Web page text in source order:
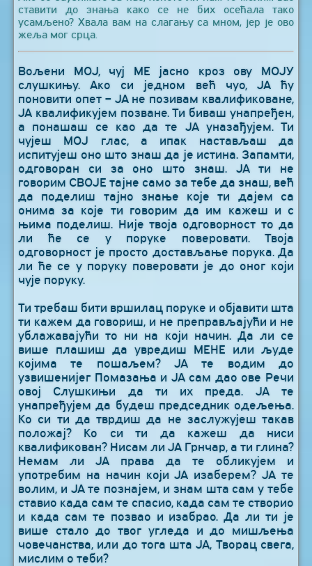
ставити до знања како се не бих осећала тако
усамљено? Хвала вам на слагању са мном, јер је ово
жеља мог срца.
Вољени МОЈ, чуј МЕ јасно кроз ову МОЈУ
слушкињу. Ако си једном већ чуо, ЈА ћу
поновити опет – ЈА не позивам квалификоване,
ЈА квалификујем позване. Ти биваш унапређен,
а понашаш се као да те ЈА уназађујем. Ти
чујеш МОЈ глас, а ипак настављаш да
испитујеш оно што знаш да је истина. Запамти,
одговоран си за оно што знаш. ЈА ти не
говорим СВОЈЕ тајне само за тебе да знаш, већ
да поделиш тајно знање које ти дајем са
онима за које ти говорим да им кажеш и с
њима поделиш. Није твоја одговорност то да
ли ће се у поруке поверовати. Твоја
одговорност је просто достављање порука. Да
ли ће се у поруку поверовати је до оног који
чује поруку.
Ти требаш бити вршилац поруке и објавити шта
ти кажем да говориш, и не преправљајући и не
ублажавајући то ни на који начин. Да ли се
више плашиш да увредиш МЕНЕ или људе
којима те пошаљем? ЈА те водим до
узвишенијег Помазања и ЈА сам дао ове Речи
овој Слушкињи да ти их преда. ЈА те
унапређујем да будеш председник одељења.
Ко си ти да тврдиш да не заслужујеш такав
положај? Ко си ти да кажеш да ниси
квалификован? Нисам ли ЈА Грнчар, а ти глина?
Немам ли ЈА права да те обликујем и
употребим на начин који ЈА изаберем? ЈА те
волим, и ЈА те познајем, и знам шта сам у тебе
ставио када сам те спасио, када сам те створио
и када сам те позвао и изабрао. Да ли ти је
више стало до твог угледа и до мишљења
човечанства, или до тога шта ЈА, Творац свега,
мислим о теби?